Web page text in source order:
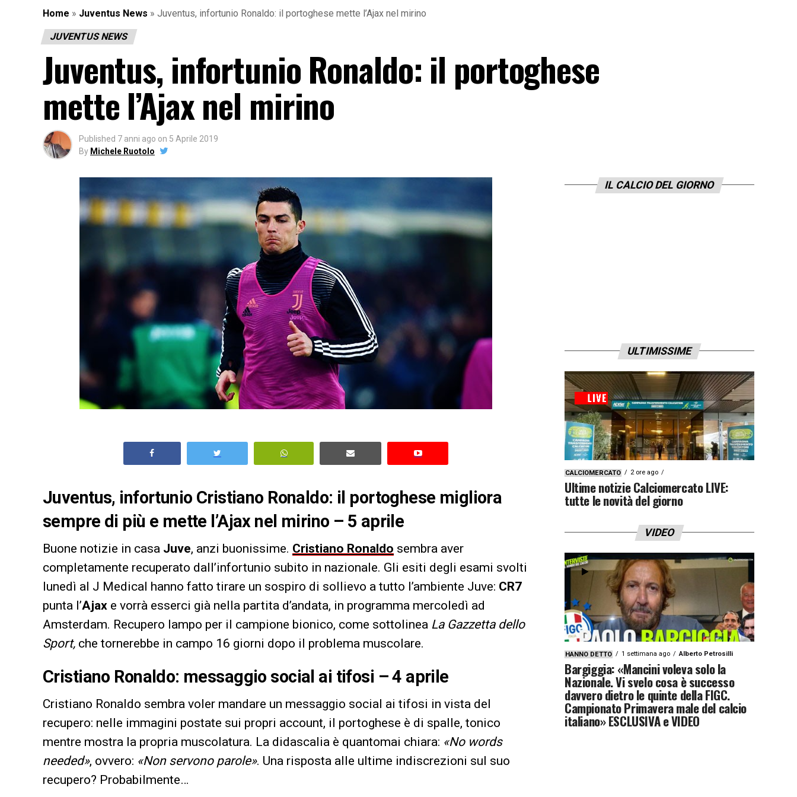
Home » Juventus News » Juventus, infortunio Ronaldo: il portoghese mette l’Ajax nel mirino
JUVENTUS NEWS
Juventus, infortunio Ronaldo: il portoghese
mette l’Ajax nel mirino
Published 7 anni ago on 5 Aprile 2019
By Michele Ruotolo
Juventus, infortunio Cristiano Ronaldo: il portoghese migliora
sempre di più e mette l’Ajax nel mirino – 5 aprile
Buone notizie in casa Juve, anzi buonissime. Cristiano Ronaldo sembra aver
completamente recuperato dall’infortunio subito in nazionale. Gli esiti degli esami svolti
lunedì al J Medical hanno fatto tirare un sospiro di sollievo a tutto l’ambiente Juve: CR7
punta l’Ajax e vorrà esserci già nella partita d’andata, in programma mercoledì ad
Amsterdam. Recupero lampo per il campione bionico, come sottolinea La Gazzetta dello
Sport, che tornerebbe in campo 16 giorni dopo il problema muscolare.
Cristiano Ronaldo: messaggio social ai tifosi – 4 aprile
Cristiano Ronaldo sembra voler mandare un messaggio social ai tifosi in vista del
recupero: nelle immagini postate sui propri account, il portoghese è di spalle, tonico
mentre mostra la propria muscolatura. La didascalia è quantomai chiara: «No words
needed», ovvero: «Non servono parole». Una risposta alle ultime indiscrezioni sul suo
recupero? Probabilmente…
IL CALCIO DEL GIORNO
ULTIMISSIME
CALCIOMERCATO 2 ore ago
Ultime notizie Calciomercato LIVE:
tutte le novità del giorno
VIDEO
HANNO DETTO 1 settimana ago Alberto Petrosilli
Bargiggia: «Mancini voleva solo la
Nazionale. Vi svelo cosa è successo
davvero dietro le quinte della FIGC.
Campionato Primavera male del calcio
italiano» ESCLUSIVA e VIDEO